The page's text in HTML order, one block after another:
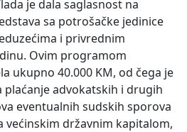
je dala saglasnost na
sa potrošačke jedinice
i privrednim
Ovim programom
ukupno 40.000 KM, od čega je
plaćanje advokatskih i drugih
eventualnih sudskih sporova
većinskim državnim kapitalom,